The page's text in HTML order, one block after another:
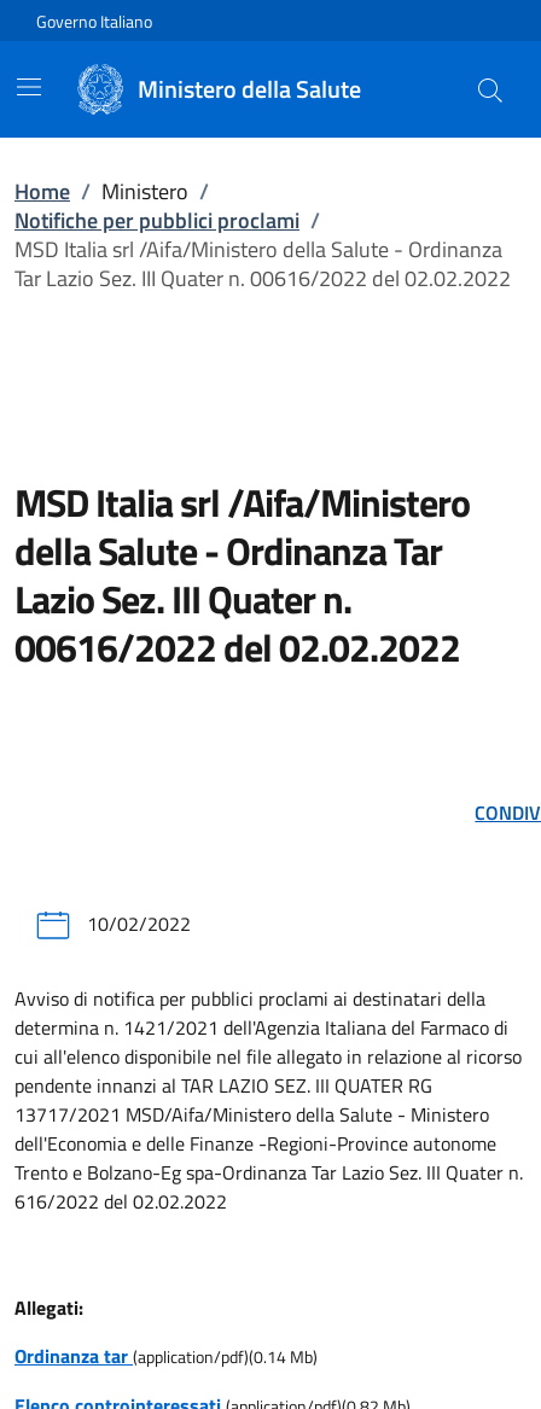
Vai direttamente al contenuto
Governo Italiano
Ministero della Salute
Home / Ministero /
Notifiche per pubblici proclami /
MSD Italia srl /Aifa/Ministero della Salute - Ordinanza
Tar Lazio Sez. III Quater n. 00616/2022 del 02.02.2022
MSD Italia srl /Aifa/Ministero
della Salute - Ordinanza Tar
Lazio Sez. III Quater n.
00616/2022 del 02.02.2022
10/02/2022
Avviso di notifica per pubblici proclami ai destinatari della
determina n. 1421/2021 dell'Agenzia Italiana del Farmaco di
cui all'elenco disponibile nel file allegato in relazione al ricorso
pendente innanzi al TAR LAZIO SEZ. III QUATER RG
13717/2021 MSD/Aifa/Ministero della Salute - Ministero
dell'Economia e delle Finanze -Regioni-Province autonome
Trento e Bolzano-Eg spa-Ordinanza Tar Lazio Sez. III Quater n.
616/2022 del 02.02.2022
Allegati:
Ordinanza tar(application/pdf)(0.14Mb)